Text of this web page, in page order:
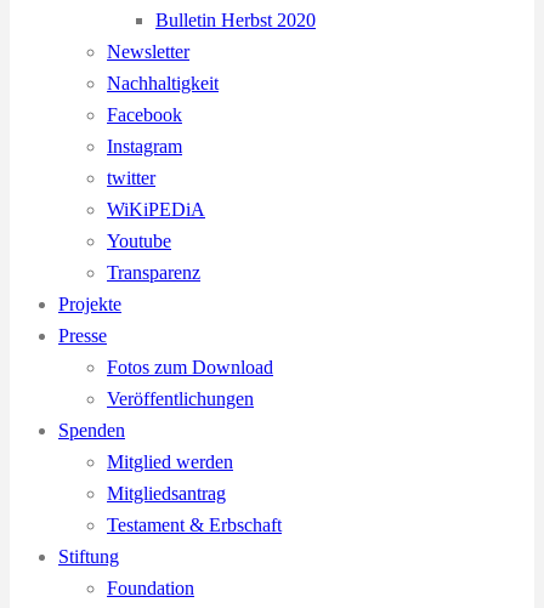
Bulletin Herbst 2020
Newsletter
Nachhaltigkeit
Facebook
Instagram
twitter
WiKiPEDiA
Youtube
Transparenz
Projekte
Presse
Fotos zum Download
Veröffentlichungen
Spenden
Mitglied werden
Mitgliedsantrag
Testament & Erbschaft
Stiftung
Foundation